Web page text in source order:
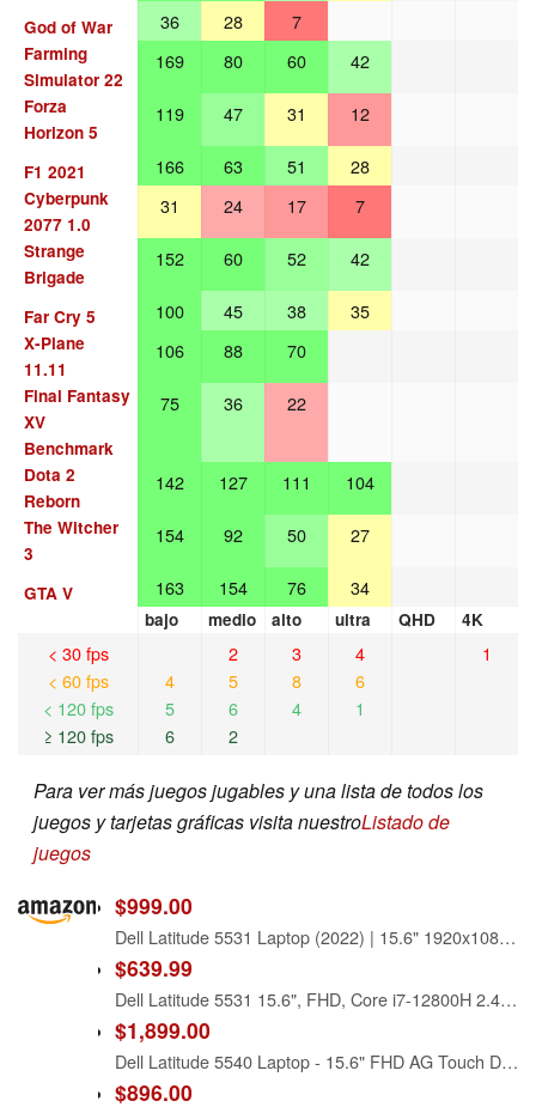
God of War 36 28 7
Farming
Simulator 22
169 80 60 42
Forza
Horizon 5
119 47 31 12
F1 2021 166 63 51 28
Cyberpunk
2077 1.0
31 24 17 7
Strange
Brigade
152 60 52 42
Far Cry 5 100 45 38 35
X-Plane
11.11
106 88 70
Final Fantasy
XV
Benchmark
75 36 22
Dota 2
Reborn
142 127 111 104
The Witcher
3
154 92 50 27
GTA V 163 154 76 34
bajo medio alto ultra QHD 4K
< 30 fps
< 60 fps
< 120 fps
≥ 120 fps
4
5
6
2
5
6
2
3
8
4
4
6
1
1
Para ver más juegos jugables y una lista de todos los
juegos y tarjetas gráficas visita nuestroListado de
juegos
$999.00
Dell Latitude 5531 Laptop (2022) | 15.6" 1920x1080 FHD | Core i7-12800H - 512GB SSD Hard Drive - 16GB RAM - Nvidia GeForce MX550 | 14 cores @ 4.8 GHz - 2GB GDDR6 Win 11 Pro Black (Renewed)
$639.99
Dell Latitude 5531 15.6", FHD, Core i7-12800H 2.4GHz, 16GB RAM,512GB NVMe, Windows 11 Pro 64Bit, CAM, NVIDIA GeForce MX550 2GB, (Renewed)
$1,899.00
Dell Latitude 5540 Laptop - 15.6" FHD AG Touch Display - Intel Core i7-1370P 14-Core (13th Gen) - 512GB SSD - 32GB RAM - with Nvidia GeForce MX550 - Windows 11 pro
$896.00